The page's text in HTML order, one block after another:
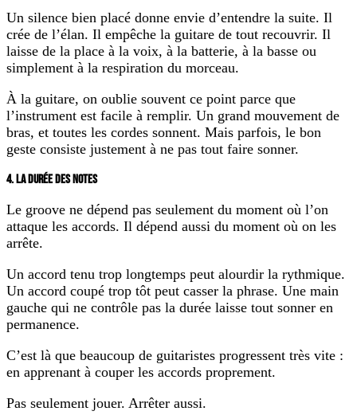
Un silence bien placé donne envie d’entendre la suite. Il
crée de l’élan. Il empêche la guitare de tout recouvrir. Il
laisse de la place à la voix, à la batterie, à la basse ou
simplement à la respiration du morceau.
À la guitare, on oublie souvent ce point parce que
l’instrument est facile à remplir. Un grand mouvement de
bras, et toutes les cordes sonnent. Mais parfois, le bon
geste consiste justement à ne pas tout faire sonner.
4. LA DURÉE DES NOTES
Le groove ne dépend pas seulement du moment où l’on
attaque les accords. Il dépend aussi du moment où on les
arrête.
Un accord tenu trop longtemps peut alourdir la rythmique.
Un accord coupé trop tôt peut casser la phrase. Une main
gauche qui ne contrôle pas la durée laisse tout sonner en
permanence.
C’est là que beaucoup de guitaristes progressent très vite :
en apprenant à couper les accords proprement.
Pas seulement jouer. Arrêter aussi.